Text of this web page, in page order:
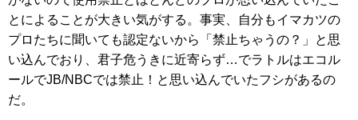
とによることが大きい気がする。事実、自分もイマカツの
プロたちに聞いても認定ないから「禁止ちゃうの？」と思
い込んでおり、君子危うきに近寄らず…でラトルはエコル
ールでJB/NBCでは禁止！と思い込んでいたフシがあるの
だ。